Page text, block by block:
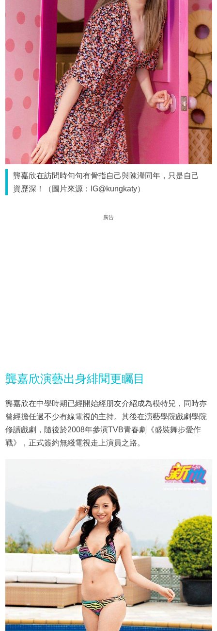
龔嘉欣在訪問時句句有骨指自己與陳瀅同年，只是自己
資歷深！（圖片來源：IG@kungkaty）
廣告
龔嘉欣演藝出身緋聞更矚目
龔嘉欣在中學時期已經開始經朋友介紹成為模特兒，同時亦
曾經擔任過不少有線電視的主持。其後在演藝學院戲劇學院
修讀戲劇，隨後於2008年參演TVB青春劇《盛裝舞步愛作
戰》，正式簽約無綫電視走上演員之路。